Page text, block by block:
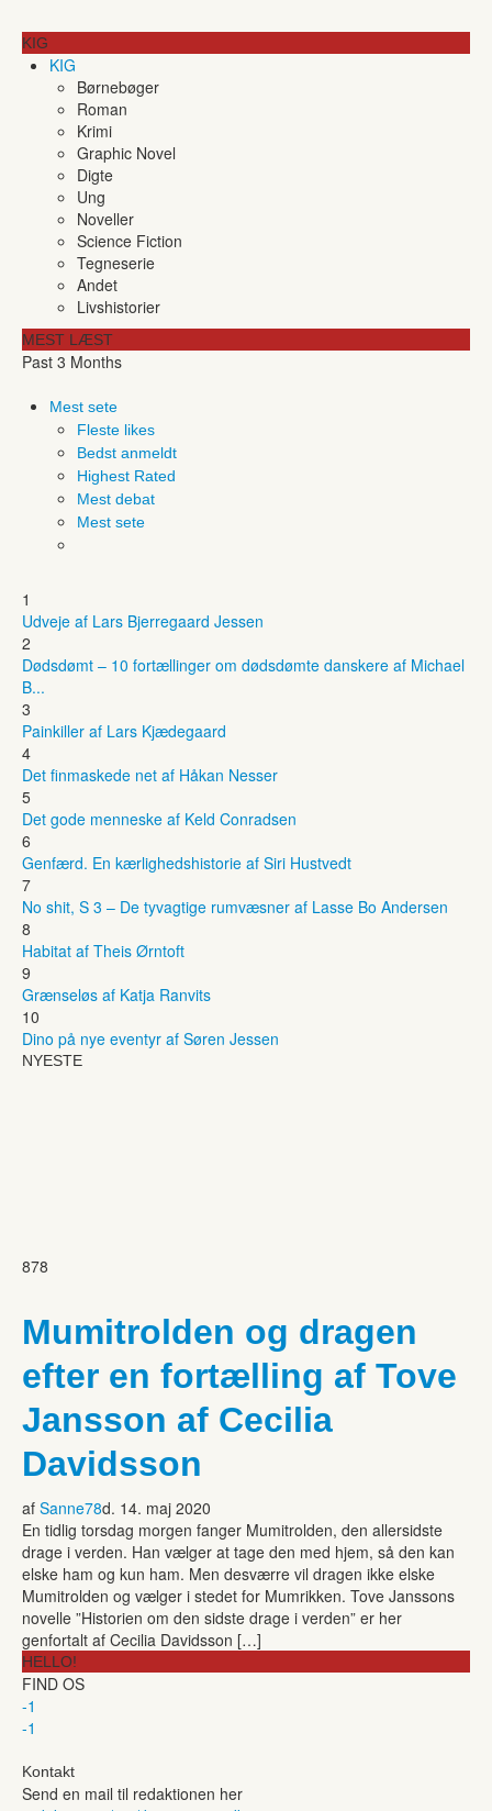
KIG
KIG
Børnebøger
Roman
Krimi
Graphic Novel
Digte
Ung
Noveller
Science Fiction
Tegneserie
Andet
Livshistorier
MEST LÆST
Past 3 Months
Mest sete
Fleste likes
Bedst anmeldt
Highest Rated
Mest debat
Mest sete
1
Udveje af Lars Bjerregaard Jessen
2
Dødsdømt – 10 fortællinger om dødsdømte danskere af Michael
B...
3
Painkiller af Lars Kjædegaard
4
Det finmaskede net af Håkan Nesser
5
Det gode menneske af Keld Conradsen
6
Genfærd. En kærlighedshistorie af Siri Hustvedt
7
No shit, S 3 – De tyvagtige rumvæsner af Lasse Bo Andersen
8
Habitat af Theis Ørntoft
9
Grænseløs af Katja Ranvits
10
Dino på nye eventyr af Søren Jessen
NYESTE
878
Mumitrolden og dragen
efter en fortælling af Tove
Jansson af Cecilia
Davidsson
af Sanne78d. 14. maj 2020
En tidlig torsdag morgen fanger Mumitrolden, den allersidste
drage i verden. Han vælger at tage den med hjem, så den kan
elske ham og kun ham. Men desværre vil dragen ikke elske
Mumitrolden og vælger i stedet for Mumrikken. Tove Janssons
novelle ”Historien om den sidste drage i verden” er her
genfortalt af Cecilia Davidsson […]
HELLO!
FIND OS
-1
-1
Kontakt
Send en mail til redaktionen her